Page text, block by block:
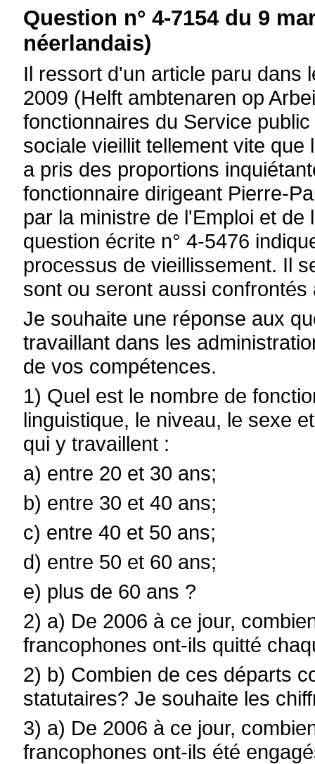
Question n° 4-7154 du 9
néerlandais)
Il ressort d'un article paru dans
2009 (Helft ambtenaren op
fonctionnaires du Service
sociale vieillit tellement vite
a pris des proportions
fonctionnaire dirigeant Pierre-
par la ministre de l'Emploi et
question écrite n° 4-5476
processus de vieillissement. Il
sont ou seront aussi confrontés
Je souhaite une réponse aux
travaillant dans les
de vos compétences.
1) Quel est le nombre de
linguistique, le niveau, le sexe
qui y travaillent :
a) entre 20 et 30 ans;
b) entre 30 et 40 ans;
c) entre 40 et 50 ans;
d) entre 50 et 60 ans;
e) plus de 60 ans ?
2) a) De 2006 à ce jour,
francophones ont-ils quitté
2) b) Combien de ces départs
statutaires? Je souhaite les
3) a) De 2006 à ce jour,
francophones ont-ils été